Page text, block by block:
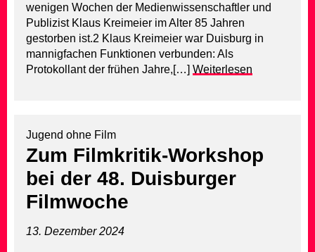
wenigen Wochen der Medienwissenschaftler und
Publizist Klaus Kreimeier im Alter 85 Jahren
gestorben ist.2 Klaus Kreimeier war Duisburg in
mannigfachen Funktionen verbunden: Als
Protokollant der frühen Jahre,[…] Weiterlesen
Jugend ohne Film
Zum Filmkritik-Workshop
bei der 48. Duisburger
Filmwoche
13. Dezember 2024